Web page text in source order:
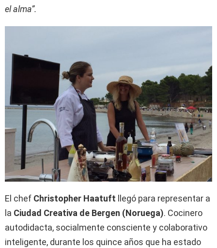
el alma”.
El chef Christopher Haatuft llegó para representar a
la Ciudad Creativa de Bergen (Noruega). Cocinero
autodidacta, socialmente consciente y colaborativo
inteligente, durante los quince años que ha estado